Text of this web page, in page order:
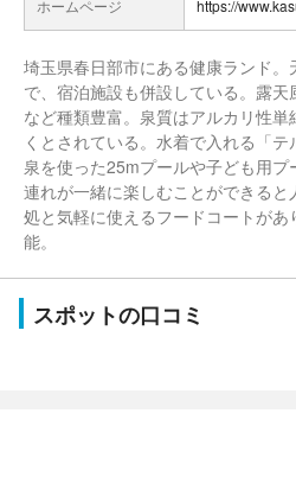
ホームページ https://
埼玉県春日部市にある健康ランド
で、宿泊施設も併設している。露
など種類豊富。泉質はアルカリ性
くとされている。水着で入れる「
泉を使った25mプールや子ども用
連れが一緒に楽しむことができる
処と気軽に使えるフードコートが
能。
スポットの口コミ